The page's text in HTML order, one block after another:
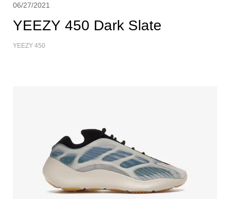
06/27/2021
YEEZY 450 Dark Slate
YEEZY 450